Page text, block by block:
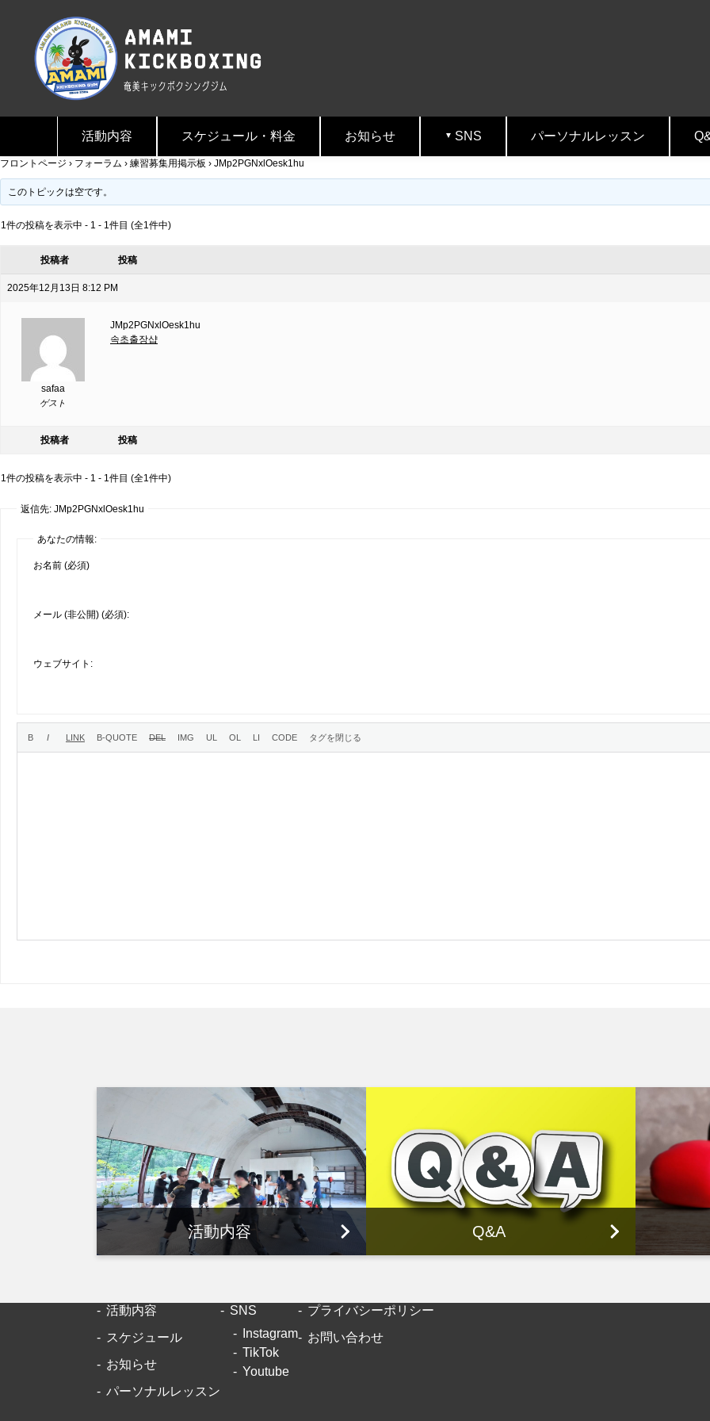
活動内容 スケジュール・料金 お知らせ SNS パーソナルレッスン
フロントページ › フォーラム › 練習募集用掲示板 › JMp2PGNxlOesk1hu
このトピックは空です。
1件の投稿を表示中 - 1 - 1件目 (全1件中)
投稿者 投稿
2025年12月13日 8:12 PM
safaa
ゲスト
JMp2PGNxlOesk1hu
속초출장샵
投稿者 投稿
1件の投稿を表示中 - 1 - 1件目 (全1件中)
返信先: JMp2PGNxlOesk1hu
あなたの情報:
お名前 (必須)
メール (非公開) (必須):
ウェブサイト:
活動内容 Q&A
活動内容
スケジュール
お知らせ
パーソナルレッスン
SNS
Instagram
TikTok
Youtube
プライバシーポリシー
お問い合わせ